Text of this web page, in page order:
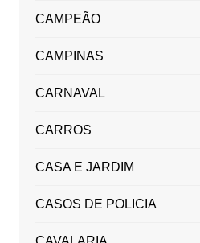
CAMPEÃO
CAMPINAS
CARNAVAL
CARROS
CASA E JARDIM
CASOS DE POLICIA